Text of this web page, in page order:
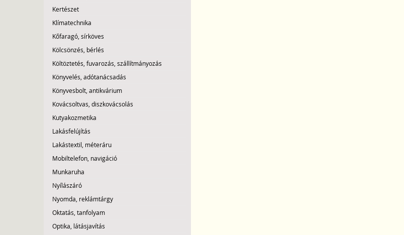
Kertészet
Klímatechnika
Kőfaragó, sírköves
Kölcsönzés, bérlés
Költöztetés, fuvarozás, szállítmányozás
Könyvelés, adótanácsadás
Könyvesbolt, antikvárium
Kovácsoltvas, diszkovácsolás
Kutyakozmetika
Lakásfelújítás
Lakástextil, méteráru
Mobiltelefon, navigáció
Munkaruha
Nyílászáró
Nyomda, reklámtárgy
Oktatás, tanfolyam
Optika, látásjavítás